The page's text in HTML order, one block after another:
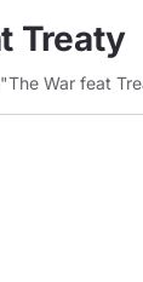
Treaty
War feat